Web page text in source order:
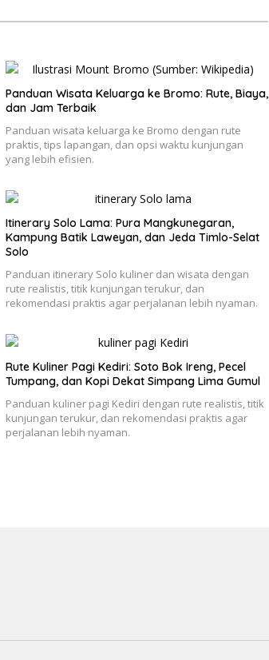
Panduan Wisata Keluarga ke Bromo: Rute, Biaya,
dan Jam Terbaik
Panduan wisata keluarga ke Bromo dengan rute
praktis, tips lapangan, dan opsi waktu kunjungan
yang lebih efisien.
Itinerary Solo Lama: Pura Mangkunegaran,
Kampung Batik Laweyan, dan Jeda Timlo-Selat
Solo
Panduan itinerary Solo kuliner dan wisata dengan
rute realistis, titik kunjungan terukur, dan
rekomendasi praktis agar perjalanan lebih nyaman.
Rute Kuliner Pagi Kediri: Soto Bok Ireng, Pecel
Tumpang, dan Kopi Dekat Simpang Lima Gumul
Panduan kuliner pagi Kediri dengan rute realistis, titik
kunjungan terukur, dan rekomendasi praktis agar
perjalanan lebih nyaman.